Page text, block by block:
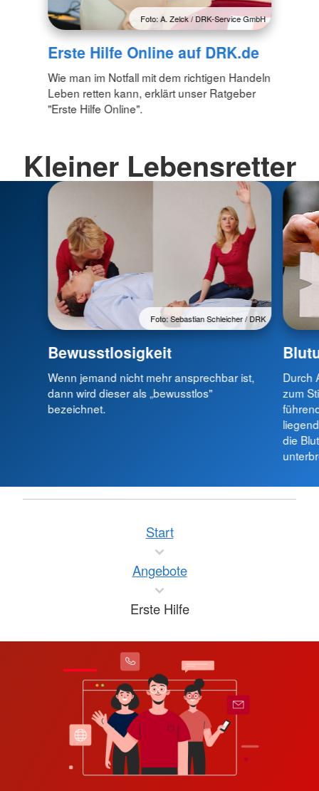
Foto: A. Zelck / DRK-Service GmbH
Erste Hilfe Online auf DRK.de
Wie man im Notfall mit dem richtigen Handeln
Leben retten kann, erklärt unser Ratgeber
"Erste Hilfe Online".
Kleiner Lebensretter
Foto: Sebastian Schleicher / DRK
Bewusstlosigkeit
Wenn jemand nicht mehr ansprechbar ist,
dann wird dieser als „bewusstlos"
bezeichnet.
Durch
zum
die
Start
Angebote
Erste Hilfe